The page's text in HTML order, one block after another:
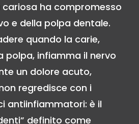
ha compromesso
e della polpa dentale.
quando la carie,
polpa, infiamma il nervo
un dolore acuto,
regredisce con i
antiinfiammatori: è il
definito come